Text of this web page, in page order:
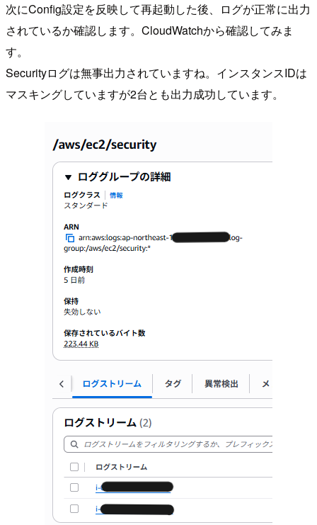
次にConfig設定を反映して再起動した後、ログが正常に出力
されているか確認します。CloudWatchから確認してみま
す。
Securityログは無事出力されていますね。インスタンスIDは
マスキングしていますが2台とも出力成功しています。